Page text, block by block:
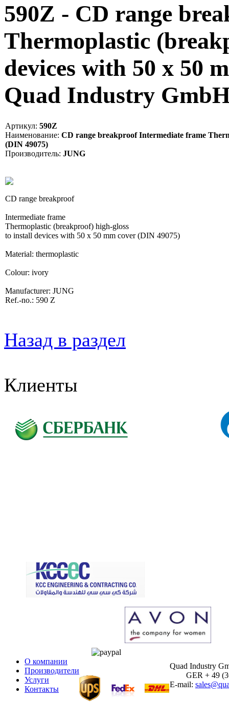
590Z - CD range
Thermoplastic
devices with 50 x 50
Quad Industry
Артикул: 590Z
Наименование: CD range breakproof Intermediate frame
(DIN 49075)
Производитель: JUNG
CD range breakproof
Intermediate frame
Thermoplastic (breakproof) high-gloss
to install devices with 50 x 50 mm cover (DIN 49075)
Material: thermoplastic
Colour: ivory
Manufacturer: JUNG
Ref.-no.: 590 Z
Назад в раздел
Клиенты
О компании
Производители
Услуги
Контакты
Quad Industry
GER + 49
E-mail: